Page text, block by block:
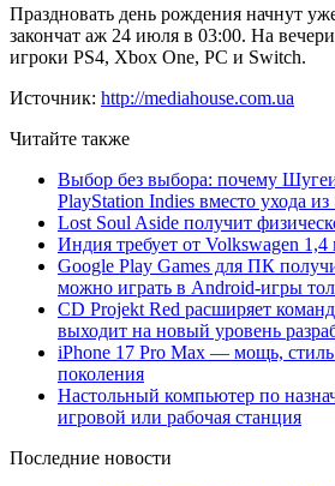
Праздновать день рождения начнут
закончат аж 24 июля в 03:00. На
игроки PS4, Xbox One, PC и Switch.
Источник: http://mediahouse.com.ua
Читайте также
Выбор без выбора: почему
PlayStation Indies вместо ухода из
Lost Soul Aside получит
Индия требует от Volkswagen 1,4
Google Play Games для ПК
можно играть в Android-игры
CD Projekt Red расширяет
выходит на новый уровень
iPhone 17 Pro Max — мощь, стиль
поколения
Настольный компьютер по
игровой или рабочая станция
Последние новости